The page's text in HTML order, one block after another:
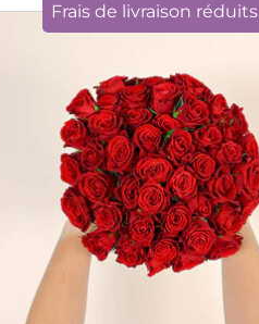
Frais de livraison réduits